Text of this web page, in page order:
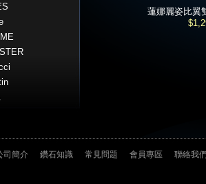
蓮娜麗姿比翼
司簡介 鑽石知識 常見問題 會員專區 聯絡我